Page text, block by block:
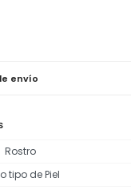
envío
Rostro
tipo de Piel